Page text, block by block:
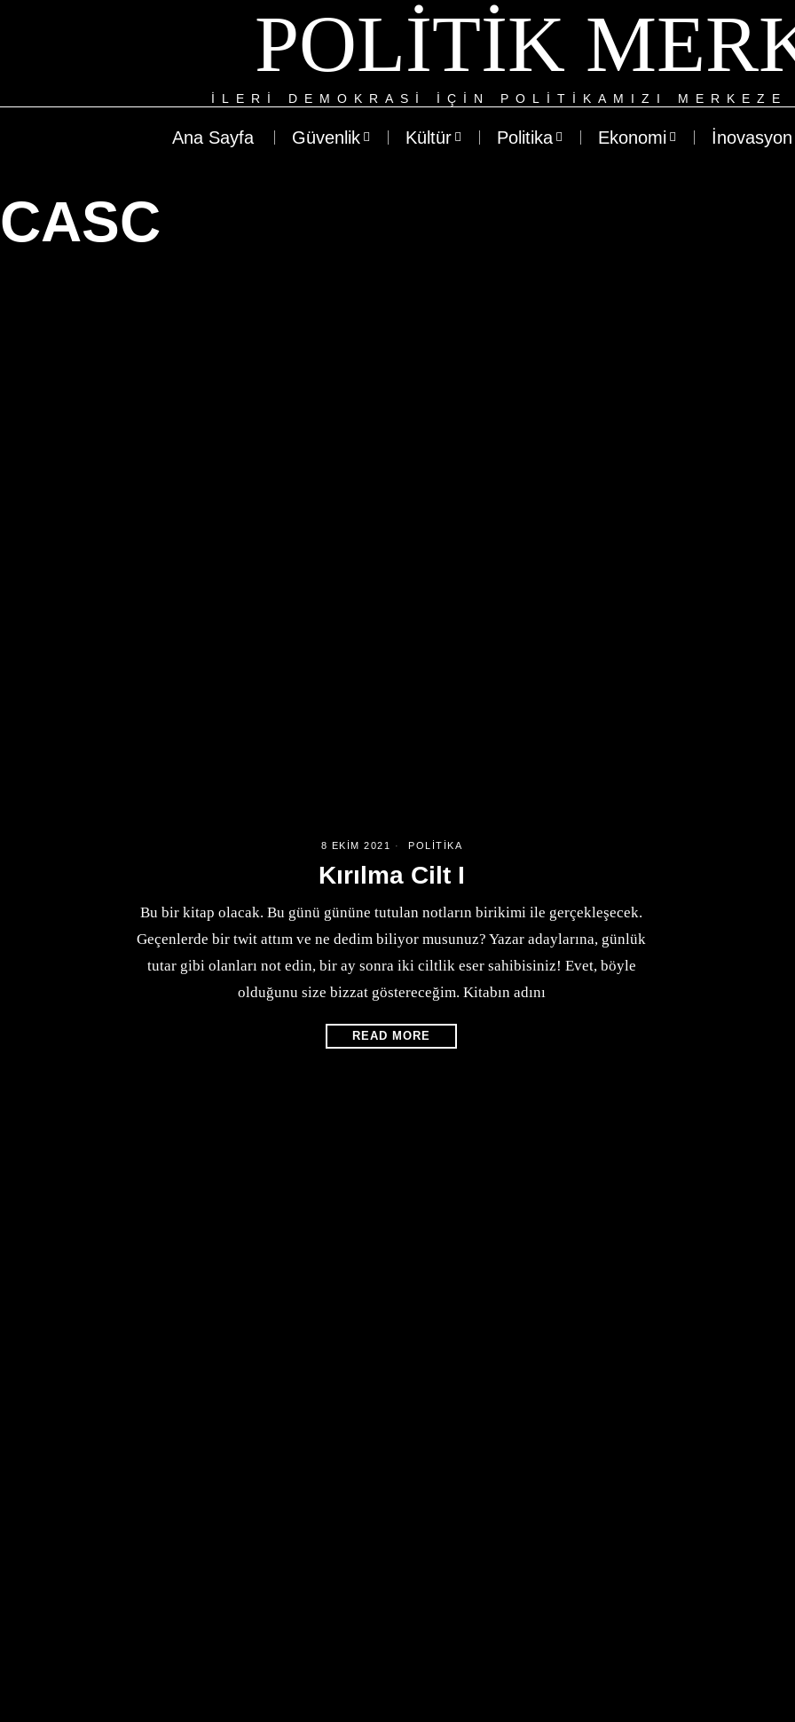
POLITIK
ILERI DEMOKRASI IÇIN POLITIKAMIZI
Ana Sayfa Güvenlik Kültür Politika Ekonomi İnovasyon
CASC
8 EKIM 2021 POLITIKA
Kırılma Cilt I
Bu bir kitap olacak. Bu günü gününe tutulan notların birikimi ile gerçekleşecek.
Geçenlerde bir twit attım ve ne dedim biliyor musunuz? Yazar adaylarına, günlük
tutar gibi olanları not edin, bir ay sonra iki ciltlik eser sahibisiniz! Evet, böyle
olduğunu size bizzat göstereceğim. Kitabın adını
READ MORE